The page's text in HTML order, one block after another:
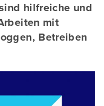
hilfreiche und
mit
Betreiben